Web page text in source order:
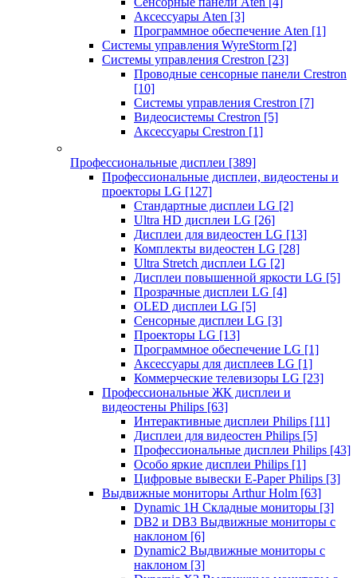
Аксессуары Aten [3]
Программное обеспечение Aten [1]
Системы управления WyreStorm [2]
Системы управления Crestron [23]
Проводные сенсорные панели Crestron
[10]
Системы управления Crestron [7]
Видеосистемы Crestron [5]
Аксессуары Crestron [1]
Профессиональные дисплеи [389]
Профессиональные дисплеи, видеостены и
проекторы LG [127]
Стандартные дисплеи LG [2]
Ultra HD дисплеи LG [26]
Дисплеи для видеостен LG [13]
Комплекты видеостен LG [28]
Ultra Stretch дисплеи LG [2]
Дисплеи повышенной яркости LG [5]
Прозрачные дисплеи LG [4]
OLED дисплеи LG [5]
Сенсорные дисплеи LG [3]
Проекторы LG [13]
Программное обеспечение LG [1]
Аксессуары для дисплеев LG [1]
Коммерческие телевизоры LG [23]
Профессиональные ЖК дисплеи и
видеостены Philips [63]
Интерактивные дисплеи Philips [11]
Дисплеи для видеостен Philips [5]
Профессиональные дисплеи Philips [43]
Особо яркие дисплеи Philips [1]
Цифровые вывески E-Paper Philips [3]
Выдвижные мониторы Arthur Holm [63]
Dynamic 1Н Складные мониторы [3]
DB2 и DB3 Выдвижные мониторы с
наклоном [6]
Dynamic2 Выдвижные мониторы с
наклоном [3]